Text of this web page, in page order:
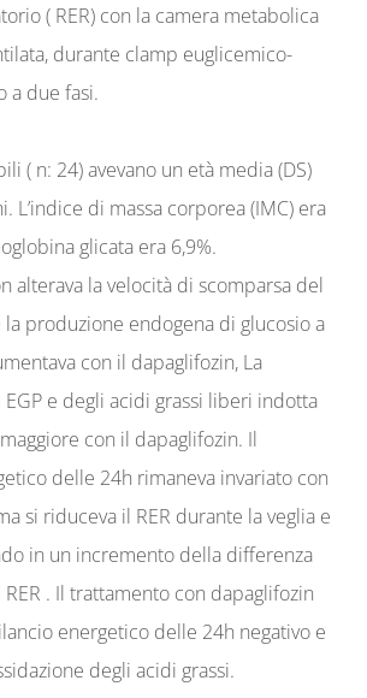
( RER) con la camera metabolica
durante clamp euglicemico-
a due fasi.
( n: 24) avevano un età media (DS)
L’indice di massa corporea (IMC) era
glicata era 6,9%.
alterava la velocità di scomparsa del
produzione endogena di glucosio a
con il dapaglifozin, La
e degli acidi grassi liberi indotta
con il dapaglifozin. Il
delle 24h rimaneva invariato con
si riduceva il RER durante la veglia e
in un incremento della differenza
. Il trattamento con dapaglifozin
energetico delle 24h negativo e
degli acidi grassi.